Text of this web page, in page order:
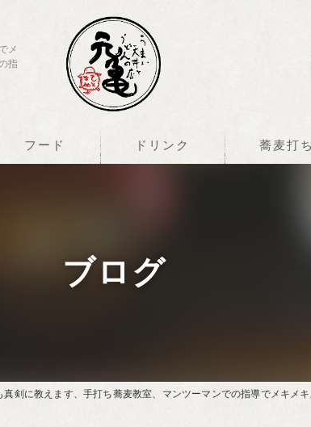
メ
指
フード ドリンク 蕎麦打
ブログ
す、手打ち蕎麦教室、マンツーマンでの指導でメキメキ上達で蕎麦打ちを覚えたいって